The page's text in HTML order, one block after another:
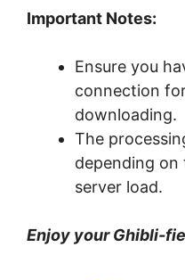
Important Notes:
Ensure you
connection
downloading.
The
depending on
server load.
Enjoy your Ghibli-